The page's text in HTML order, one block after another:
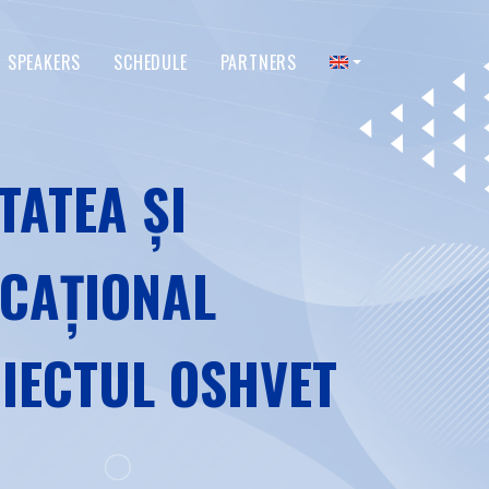
ȘI
OSHVET
SPEAKERS SCHEDULE PARTNERS